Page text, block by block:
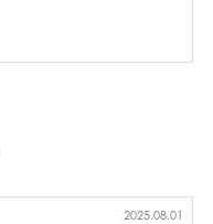
2025.08.01